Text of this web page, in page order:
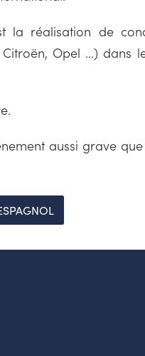
la réalisation de
Opel ...) dans
aussi grave